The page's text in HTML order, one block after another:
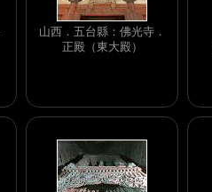
山西．五台縣：佛光寺．
正殿（東大殿）